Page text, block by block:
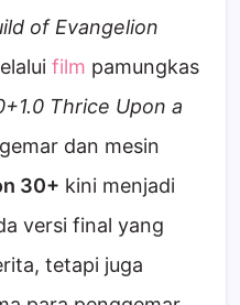
of Evangelion
film pamungkas
Thrice Upon a
dan mesin
30+ kini menjadi
versi final yang
tetapi juga